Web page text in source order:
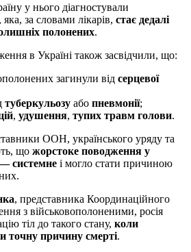
у нього діагностували
за словами лікарів, стає дедалі
полонених.
в Україні також засвідчили, що:
загинули від серцевої
туберкульозу або пневмонії;
, удушення, тупих травм голови.
ООН, українського уряду та
що жорстоке поводження у
— системне і могло стати причиною
, представника Координаційного
з військовополоненими, росія
тіл до такого стану, коли
точну причину смерті.